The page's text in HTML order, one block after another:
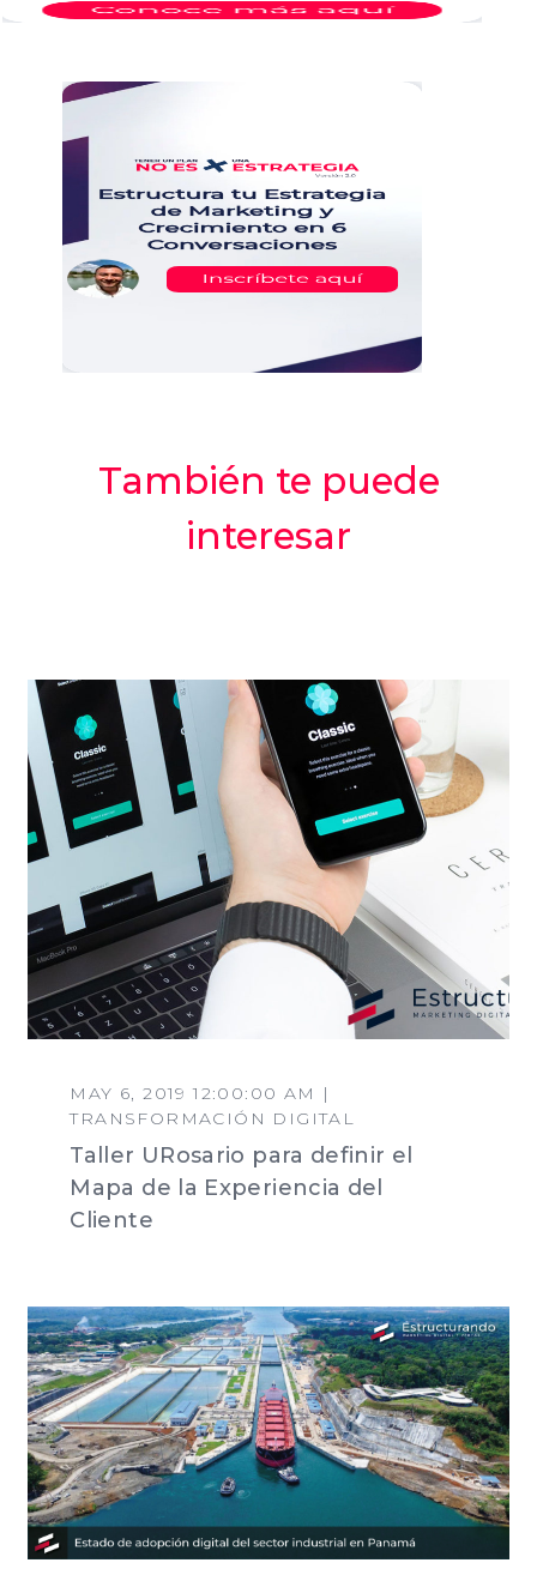
También te puede
interesar
MAY 6, 2019 12:00:00 AM |
TRANSFORMACIÓN DIGITAL
Taller URosario para definir el
Mapa de la Experiencia del
Cliente